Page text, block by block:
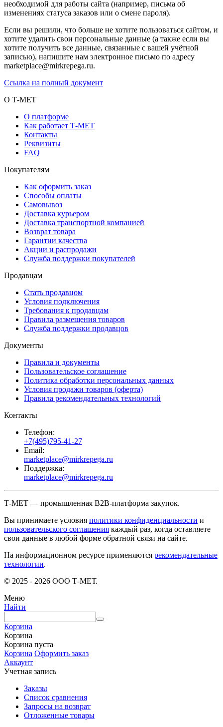
необходимой для работы сайта (например, письма об
изменениях статуса заказов или о смене пароля).
Если вы решили, что больше не хотите пользоваться сайтом, и
хотите удалить свои персональные данные (а также если вы
хотите получить все данные, связанные с вашей учётной
записью), напишите нам электронное письмо по адресу
marketplace@mirkrepega.ru.
Ссылка на полный документ
О Т-МЕТ
О платформе
Как работает Т-МЕТ
Контакты
Реквизиты
FAQ
Покупателям
Как оформить заказ
Способы оплаты
Самовывоз
Доставка курьером
Доставка транспортной компанией
Возврат товара
Гарантии качества
Акции и распродажи
Служба поддержки покупателей
Продавцам
Стать продавцом
Условия подключения
Требования к продавцам
Правила размещения товаров
Служба поддержки продавцов
Документы
Правила и документы
Пользовательское соглашение
Политика обработки персональных данных
Условия продажи товаров (оферта)
Правила рекомендательных технологий
Контакты
Телефон:
+7(495)795-41-27
Email:
marketplace@mirkrepega.ru
Поддержка:
marketplace@mirkrepega.ru
Т-МЕТ — промышленная B2B-платформа закупок.
Вы принимаете условия политики конфиденциальности и
пользовательского соглашения каждый раз, когда оставляете
свои данные в любой форме обратной связи на сайте.
На информационном ресурсе применяются рекомендательные
технологии.
© 2025 - 2026 ООО Т-МЕТ.
Меню
Найти
Корзина
Корзина
Корзина пуста
Корзина Оформить заказ
Аккаунт
Учетная запись
Заказы
Список сравнения
Запросы на возврат
Отложенные товары